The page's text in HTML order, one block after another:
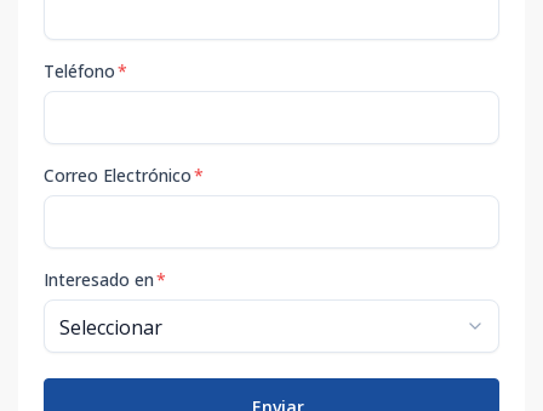
Teléfono*
Correo Electrónico*
Interesado en*